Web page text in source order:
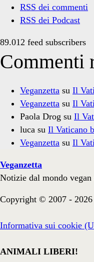
RSS dei commenti
RSS dei Podcast
89.012 feed subscribers
Commenti
Veganzetta su Il
Veganzetta su Il
Paola Drog su Il
luca su Il Vaticano
Veganzetta su Il
Veganzetta
Notizie dal mondo vegan
Copyright © 2007 - 2026
Informativa sui cookie
ANIMALI LIBERI!